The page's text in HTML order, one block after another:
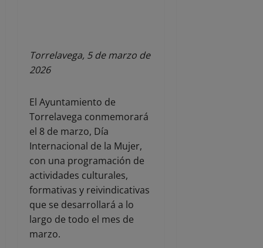
Torrelavega, 5 de marzo de
2026
El Ayuntamiento de
Torrelavega conmemorará
el 8 de marzo, Día
Internacional de la Mujer,
con una programación de
actividades culturales,
formativas y reivindicativas
que se desarrollará a lo
largo de todo el mes de
marzo.